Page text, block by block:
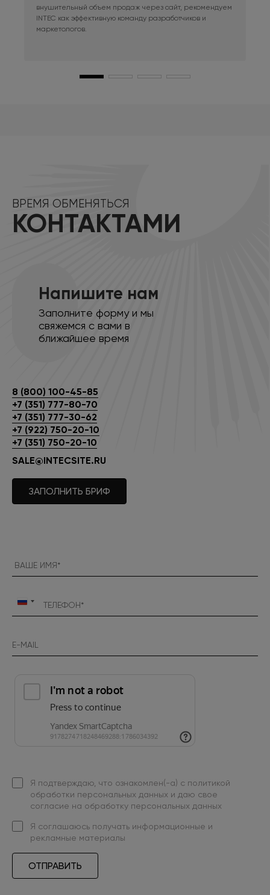
внушительный объем продаж через сайт, рекомендуем
INTEC как эффективную команду разработчиков и
маркетологов.
ВРЕМЯ ОБМЕНЯТЬСЯ
КОНТАКТАМИ
Напишите нам
Заполните форму и мы
свяжемся с вами в
ближайшее время
8 (800) 100-45-85
+7 (351) 777-80-70
+7 (351) 777-30-62
+7 (922) 750-20-10
+7 (351) 750-20-10
SALE@INTECSITE.RU
ЗАПОЛНИТЬ БРИФ
Россия
Я подтверждаю, что ознакомлен(-а) с политикой
обработки персональных данных и даю свое
согласие на обработку персональных данных
Я соглашаюсь получать информационные и
рекламные материалы
ОТПРАВИТЬ